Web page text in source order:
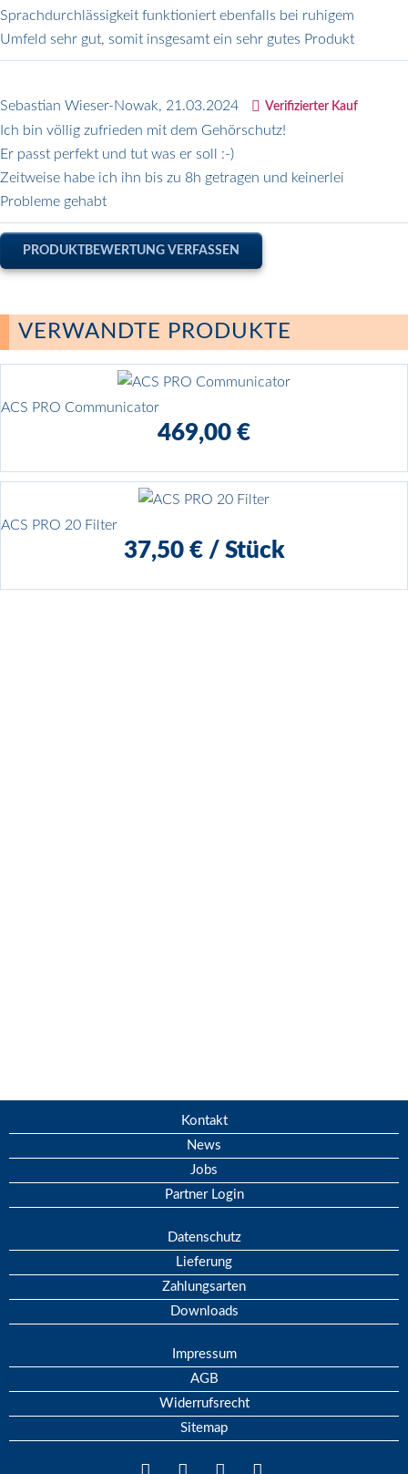
Sprachdurchlässigkeit funktioniert ebenfalls bei ruhigem
Umfeld sehr gut, somit insgesamt ein sehr gutes Produkt
Sebastian Wieser-Nowak, 21.03.2024 Verifizierter Kauf
Ich bin völlig zufrieden mit dem Gehörschutz!
Er passt perfekt und tut was er soll :-)
Zeitweise habe ich ihn bis zu 8h getragen und keinerlei
Probleme gehabt
PRODUKTBEWERTUNG VERFASSEN
Ihr Name* (öffentlich sichtbar)
Kommentar*
VERWANDTE PRODUKTE
ACS PRO Communicator
469,00 €
ACS PRO 20 Filter
37,50 € / Stück
Kontakt
News
Jobs
Partner Login
Datenschutz
Lieferung
Zahlungsarten
Downloads
Impressum
AGB
Widerrufsrecht
Sitemap